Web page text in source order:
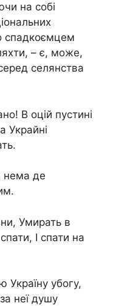
на собі
спадкоємцем
– є, може,
селянства
В оцій пустині
Украйні
нема де
Умирать в
І спати на
Україну убогу,
неї душу